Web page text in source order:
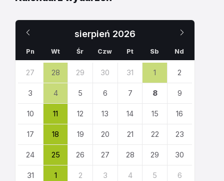
sierpień 2026
miesiąc
Pn Wt Śr Czw Pt Sb Nd
dni
kalendarza
27 28 29 30 31 1 2
3 4 5 6 7 8 9
10 11 12 13 14 15 16
17 18 19 20 21 22 23
24 25 26 27 28 29 30
31 1 2 3 4 5 6